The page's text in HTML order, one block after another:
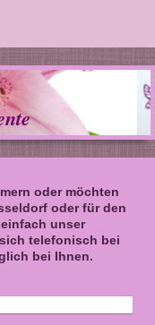
oder möchten
oder für den
unser
telefonisch bei
bei Ihnen.